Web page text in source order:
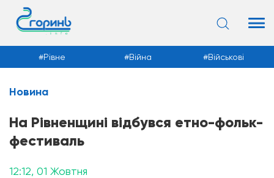
Новини
Рівне Війна Військові
Новина
На Рівненщині відбувся етно-фольк-
фестиваль
12:12, 01 Жовтня